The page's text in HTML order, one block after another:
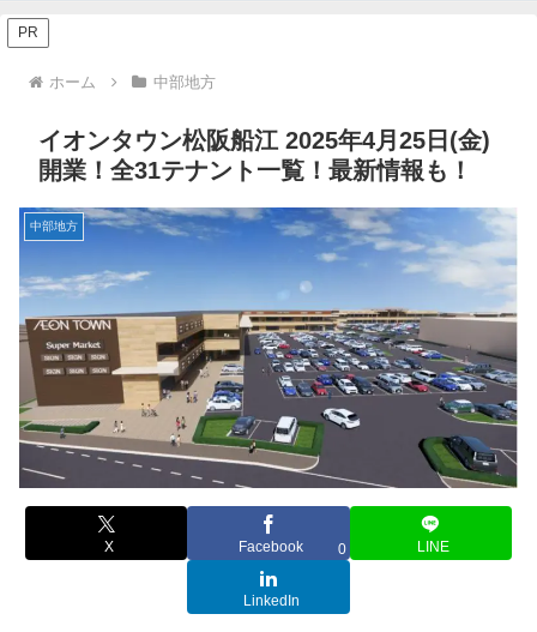
PR
ホーム 中部地方
イオンタウン松阪船江 2025年4月25日(金)
開業！全31テナント一覧！最新情報も！
中部地方
X Facebook 0 LINE
LinkedIn